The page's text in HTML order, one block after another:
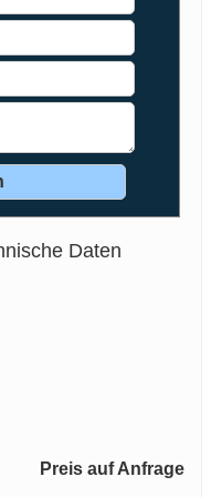
Daten
Preis auf Anfrage